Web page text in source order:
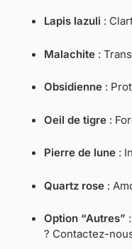
Lapis lazuli :
Malachite :
Obsidienne :
Oeil de tigre :
Pierre de lune :
Quartz rose :
Option “Autres”
? Contactez-